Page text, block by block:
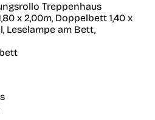
Treppenhaus
x 2,00m, Doppelbett 1,40 x
Leselampe am Bett,